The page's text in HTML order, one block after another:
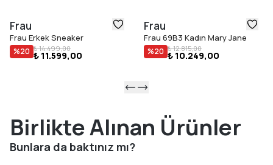
Frau
Frau Erkek Sneaker
%20 ₺ 14.499,00
₺ 11.599,00
Frau
Frau 69B3 Kadın Mary Jane
%20 ₺ 12.815,00
₺ 10.249,00
Birlikte Alınan Ürünler
Bunlara da baktınız mı?